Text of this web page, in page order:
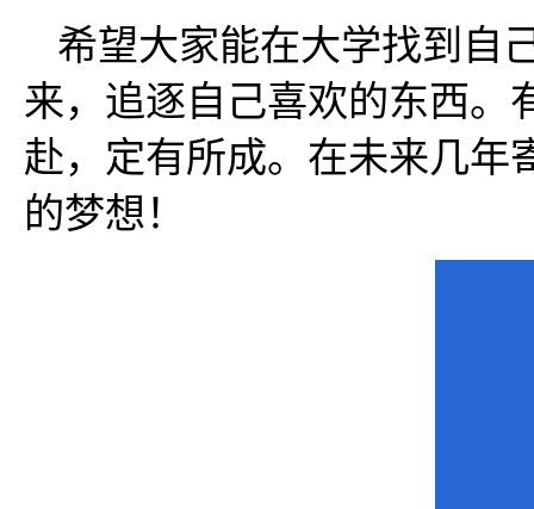
希望大家能在大学找到自
来，追逐自己喜欢的东西。
赴，定有所成。在未来几年
的梦想！